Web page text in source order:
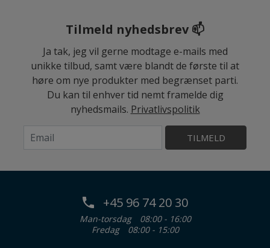
Tilmeld nyhedsbrev 📫
Ja tak, jeg vil gerne modtage e-mails med
unikke tilbud, samt være blandt de første til at
høre om nye produkter med begrænset parti.
Du kan til enhver tid nemt framelde dig
nyhedsmails. Privatlivspolitik
TILMELD
+45 96 74 20 30
Man-torsdag
08:00 - 16:00
Fredag
08:00 - 15:00